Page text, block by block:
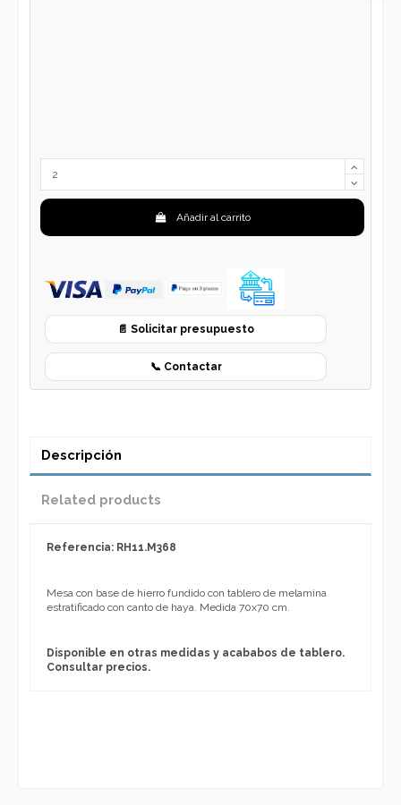
Añadir al carrito
📄 Solicitar presupuesto
📞 Contactar
Descripción
Related products
Referencia: RH11.M368
Mesa con base de hierro fundido con tablero de melamina
estratificado con canto de haya. Medida 70x70 cm.
Disponible en otras medidas y acababos de tablero.
Consultar precios.